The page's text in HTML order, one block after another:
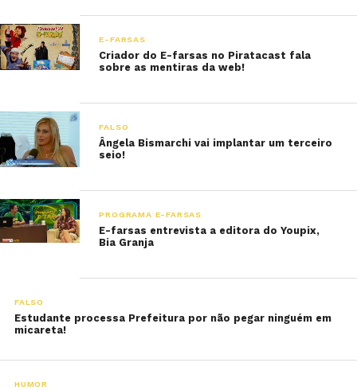
E-FARSAS
Criador do E-farsas no Piratacast fala
sobre as mentiras da web!
FALSO
Ângela Bismarchi vai implantar um terceiro
seio!
PROGRAMA E-FARSAS
E-farsas entrevista a editora do Youpix,
Bia Granja
FALSO
Estudante processa Prefeitura por não pegar ninguém em
micareta!
HUMOR